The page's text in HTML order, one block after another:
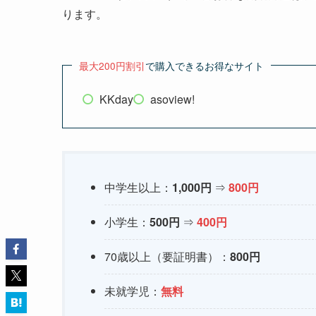
ります。
中学生以上：1,000円⇒800円
小学生：500円⇒400円
70歳以上（要証明書）：800円